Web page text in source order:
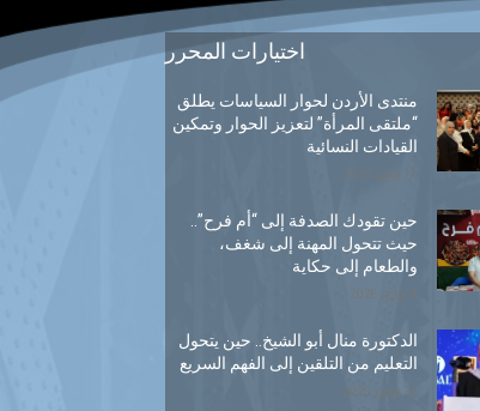
اختيارات المحرر
منتدى الأردن لحوار السياسات يطلق
“ملتقى المرأة” لتعزيز الحوار وتمكين
القيادات النسائية
14 يوليو, 2026
حين تقودك الصدفة إلى “أم فرح”..
حيث تتحول المهنة إلى شغف،
والطعام إلى حكاية
الدكتورة منال أبو الشيخ.. حين يتحول
التعليم من التلقين إلى الفهم السريع
22 يونيو, 2026